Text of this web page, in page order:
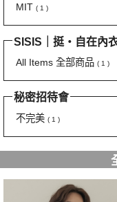
MIT ( 1 )
SISIS｜挺‧自在內
All Items 全部商品 ( 1 )
秘密招待會
不完美 ( 1 )